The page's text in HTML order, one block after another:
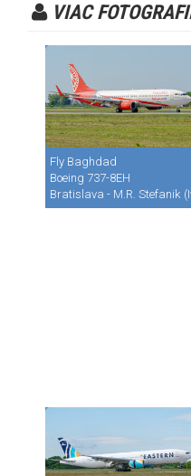
VIAC
Fly Baghdad
Boeing 737-8EH
Bratislava - M.R. Stefanik